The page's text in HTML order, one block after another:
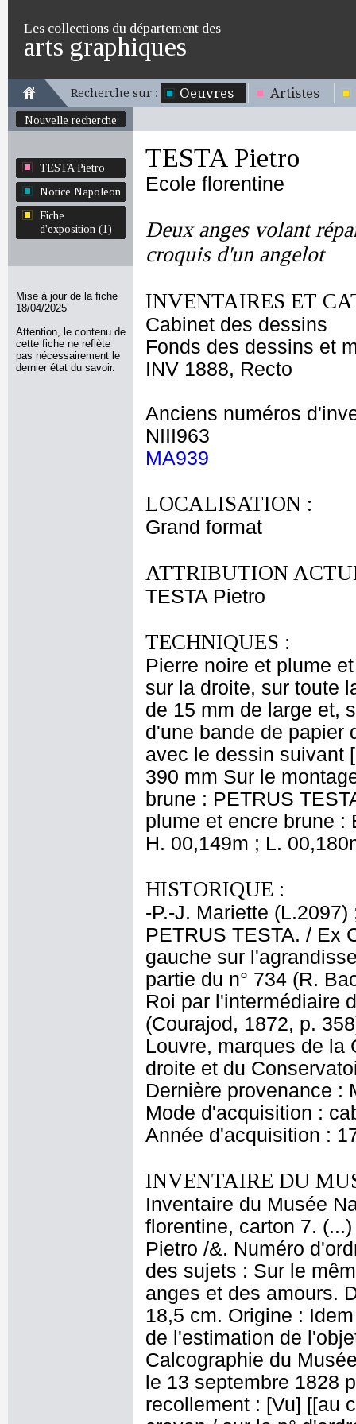
Les collections du département des
arts graphiques
Recherche sur : Oeuvres Artistes
Nouvelle recherche
TESTA Pietro
Notice Napoléon
Fiche
d'exposition (1)
Mise à jour de la fiche
18/04/2025
Attention, le contenu de
cette fiche ne reflète
pas nécessairement le
dernier état du savoir.
TESTA Pietro
Ecole florentine
Deux anges volant
croquis d'un angelot
INVENTAIRES ET
Cabinet des dessins
Fonds des dessins et
INV 1888, Recto
Anciens numéros
NIII963
MA939
LOCALISATION :
Grand format
ATTRIBUTION
TESTA Pietro
TECHNIQUES :
Pierre noire et plume
sur la droite, sur toute
de 15 mm de large et,
d'une bande de papier
avec le dessin suivant
390 mm Sur le
brune : PETRUS
plume et encre brune :
H. 00,149m ; L.
HISTORIQUE :
-P.-J. Mariette
PETRUS TESTA. / Ex
gauche sur
partie du n° 734 (R.
Roi par l'intermédiaire
(Courajod, 1872, p.
Louvre, marques de la
droite et du
Dernière provenance :
Mode d'acquisition :
Année d'acquisition :
INVENTAIRE DU
Inventaire du Musée
florentine, carton 7.
Pietro /&. Numéro
des sujets : Sur le
anges et des amours.
18,5 cm. Origine :
de l'estimation de
Calcographie du
le 13 septembre 1828
recollement : [Vu] [[au